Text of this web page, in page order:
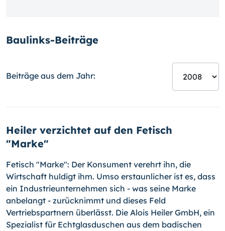
Baulinks-Beiträge
Beiträge aus dem Jahr:
Heiler verzichtet auf den Fetisch
"Marke"
Fetisch "Marke": Der Konsument verehrt ihn, die
Wirtschaft huldigt ihm. Umso erstaunlicher ist es, dass
ein Industrieunternehmen sich - was seine Marke
anbelangt - zurücknimmt und dieses Feld
Vertriebspartnern überlässt. Die Alois Heiler GmbH, ein
Spezialist für Echtglasduschen aus dem badischen